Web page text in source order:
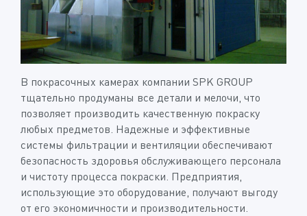
В покрасочных камерах компании SPK GROUP
тщательно продуманы все детали и мелочи, что
позволяет производить качественную покраску
любых предметов. Надежные и эффективные
системы фильтрации и вентиляции обеспечивают
безопасность здоровья обслуживающего персонала
и чистоту процесса покраски. Предприятия,
использующие это оборудование, получают выгоду
от его экономичности и производительности.